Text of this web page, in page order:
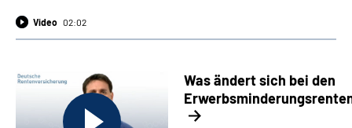
Video 02:02
Was ändert sich bei den